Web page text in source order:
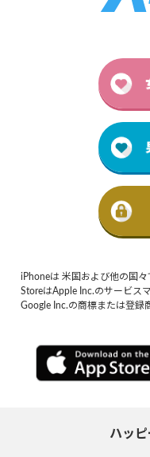
iPhoneは 米国および他の国
StoreはApple Inc.のサービス
Google Inc.の商標または登録
ハッピ